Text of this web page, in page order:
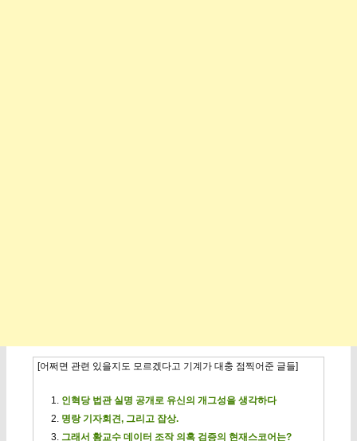
[어쩌면 관련 있을지도 모르겠다고 기계가 대충 점찍어준 글들]
인혁당 법관 실명 공개로 유신의 개그성을 생각하다
명랑 기자회견, 그리고 잡상.
그래서 황교수 데이터 조작 의혹 검증의 현재스코어는?